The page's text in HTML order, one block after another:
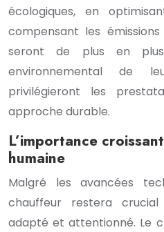
écologiques, en
compensant les
seront de plus en
environnemental de
privilégieront les
approche durable.
L’importance
humaine
Malgré les avancées
chauffeur restera
adapté et attentionné. Le